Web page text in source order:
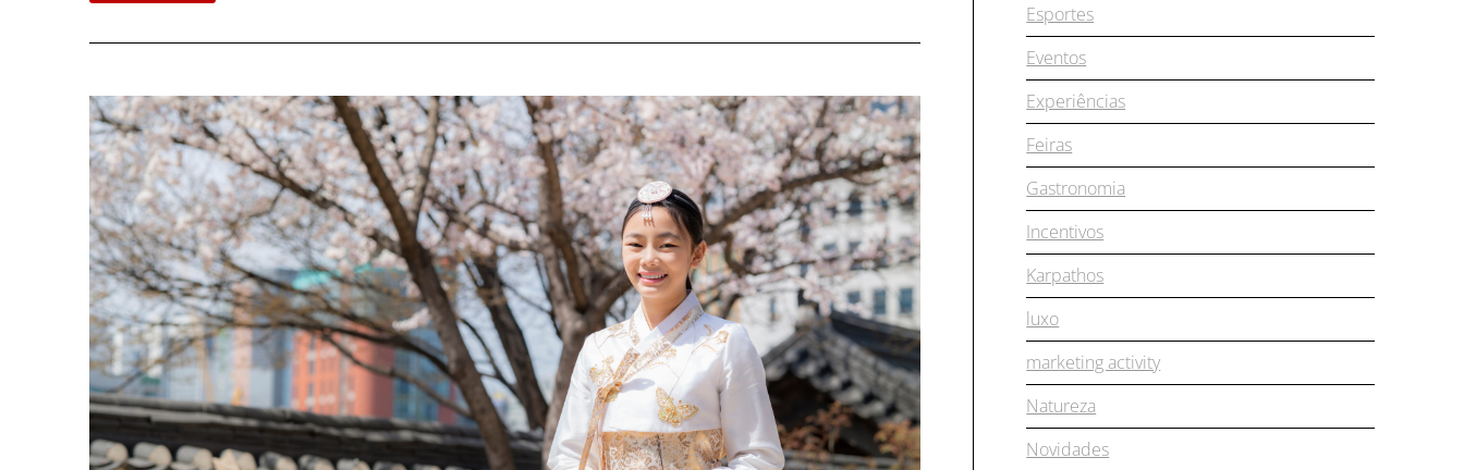
Esportes
Eventos
Experiências
Feiras
Gastronomia
Incentivos
Karpathos
luxo
marketing activity
Natureza
Novidades